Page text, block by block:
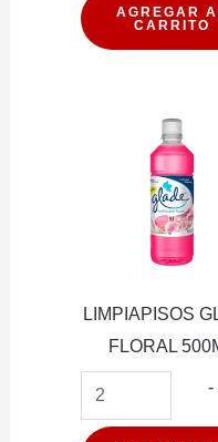
AGREGAR
CARRITO
LIMPIAPISOS
FLORAL
-